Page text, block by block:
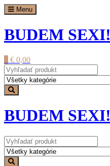
Prejsť
na
Menu
BUDEM SEXI!
€ 0,00
BUDEM SEXI!